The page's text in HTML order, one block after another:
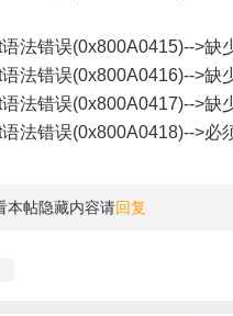
法错误(0x800A0415)-->缺
法错误(0x800A0416)-->缺
法错误(0x800A0417)-->缺
法错误(0x800A0418)-->必
本帖隐藏内容请回复